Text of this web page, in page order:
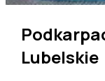
Lubelskie